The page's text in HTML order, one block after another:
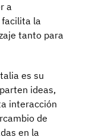
a
facilita la
tanto para
es su
ideas,
interacción
de
en la